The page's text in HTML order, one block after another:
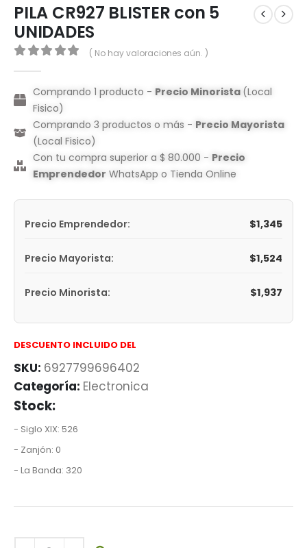
PILA CR927 BLISTER con 5
UNIDADES
( No hay valoraciones aún. )
Comprando 1 producto - Precio Minorista (Local
Fisico)
Comprando 3 productos o más - Precio Mayorista
(Local Fisico)
Con tu compra superior a $ 80.000 - Precio
Emprendedor WhatsApp o Tienda Online
Precio Emprendedor: $1,345
Precio Mayorista: $1,524
Precio Minorista: $1,937
DESCUENTO INCLUIDO DEL
SKU: 6927799696402
Categoría: Electronica
Stock:
- Siglo XIX: 526
- Zanjón: 0
- La Banda: 320